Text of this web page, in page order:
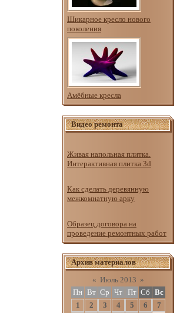
Шикарное кресло нового
поколения
Амёбные кресла
Видео ремонта
Живая напольная плитка.
Интерактивная плитка 3d
Как сделать деревянную
межкомнатную арку
Образец договора на
проведение ремонтных работ
Архив материалов
« Июль 2013 »
Пн Вт Ср Чт Пт Сб Вс
1
2 3 4 5 6
7